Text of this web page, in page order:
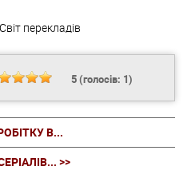
Світ перекладів
5(голосів: 1)
В...
>>